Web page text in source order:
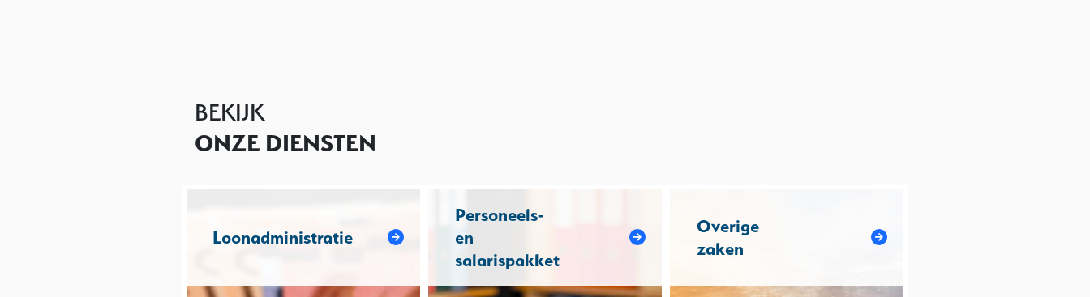
BEKIJK
ONZE DIENSTEN
Loonadministratie
Personeels-
en
salarispakket
Overige
zaken